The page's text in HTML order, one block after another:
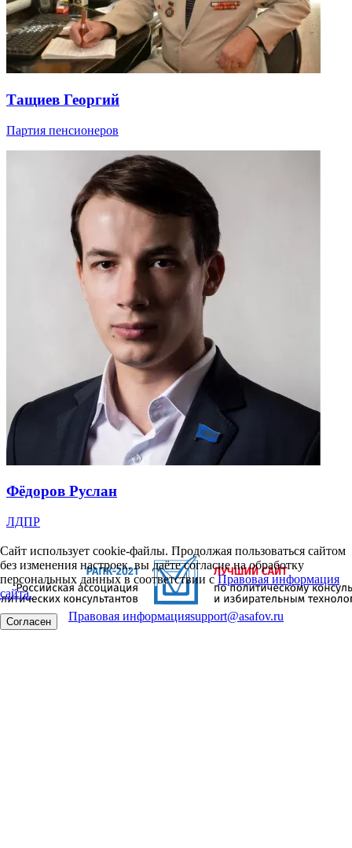
Тащиев Георгий
Партия пенсионеров
Фёдоров Руслан
ЛДПР
Сайт использует cookie-файлы. Продолжая пользоваться сайтом
без изменения настроек, вы даёте согласие на обработку
персональных данных в соответствии сПравовая информация
сайта.
Согласен Правовая информацияsupport@asafov.ru